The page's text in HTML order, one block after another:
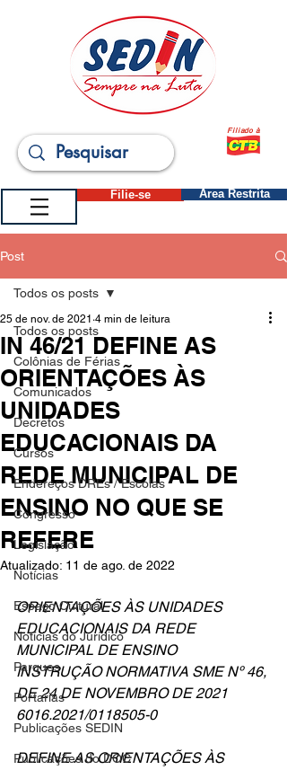
Filiado à
Filie-se Área Restrita
Post
Todos os posts
Colônias de Férias
Comunicados
Decretos
Cursos
Endereços DREs / Escolas
Congresso
Legislação
Notícias
Espaço Cultural
Notícias do Jurídico
Parques
Portarias
Publicações SEDIN
Publicações do DOC
Todos os posts
IN 46/21 DEFINE AS
ORIENTAÇÕES ÀS
UNIDADES
EDUCACIONAIS DA
REDE MUNICIPAL DE
ENSINO NO QUE SE
REFERE
25 de nov. de 2021 4 min de leitura
Atualizado: 11 de ago. de 2022
ORIENTAÇÕES ÀS UNIDADES
EDUCACIONAIS DA REDE
MUNICIPAL DE ENSINO
INSTRUÇÃO NORMATIVA SME Nº 46,
DE 24 DE NOVEMBRO DE 2021
6016.2021/0118505-0
DEFINE AS ORIENTAÇÕES ÀS